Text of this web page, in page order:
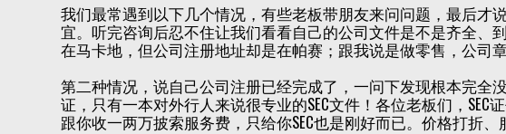
我们最常遇到以下几个情况，有些老板带朋友来问问题，最后才
宜。听完咨询后忍不住让我们看看自己的公司文件是不是齐全、
在马卡地，但公司注册地址却是在帕赛；跟我说是做零售，公司
第二种情况，说自己公司注册已经完成了，一问下发现根本完全
证，只有一本对外行人来说很专业的SEC文件！各位老板们，
跟你收一两万披索服务费，只给你SEC也是刚好而已。价格打折、